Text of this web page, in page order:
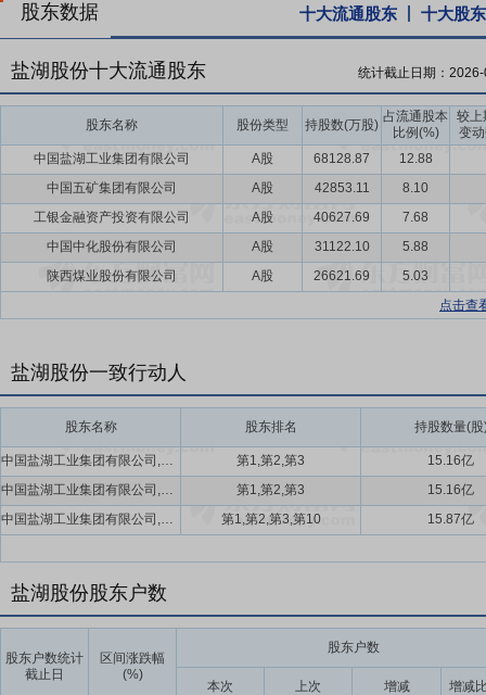
股东数据 十大流通股东 十大股东
盐湖股份十大流通股东 统计截止日期：
股东名称 股份类型 持股数(万股)
占流通股本
比例(%)
较上
变
中国盐湖工业集团有限公司
A股 68128.87
12.88
中国五矿集团有限公司
A股 42853.11
8.10
工银金融资产投资有限公司
A股 40627.69
7.68
中国中化股份有限公司
A股 31122.10
5.88
陕西煤业股份有限公司
A股 26621.69
5.03
点击查
盐湖股份一致行动人
股东名称 股东排名 持股数量(股
中国盐湖工业集团有限公司,中国五矿集团有限公司,工银金融资产投资有限公司 第1,第2,第3
15.16亿
中国盐湖工业集团有限公司,中国五矿集团有限公司,工银金融资产投资有限公司
第1,第2,第3
15.16亿
中国盐湖工业集团有限公司,中国五矿集团有限公司,工银金融资产投资有限公司,青海汇信资产管理有限责任公司
第1,第2,第3,第10 15.87亿
盐湖股份股东户数
股东户数统计
截止日
区间涨跌幅
(%)
股东户数
本次 上次 增减 增减